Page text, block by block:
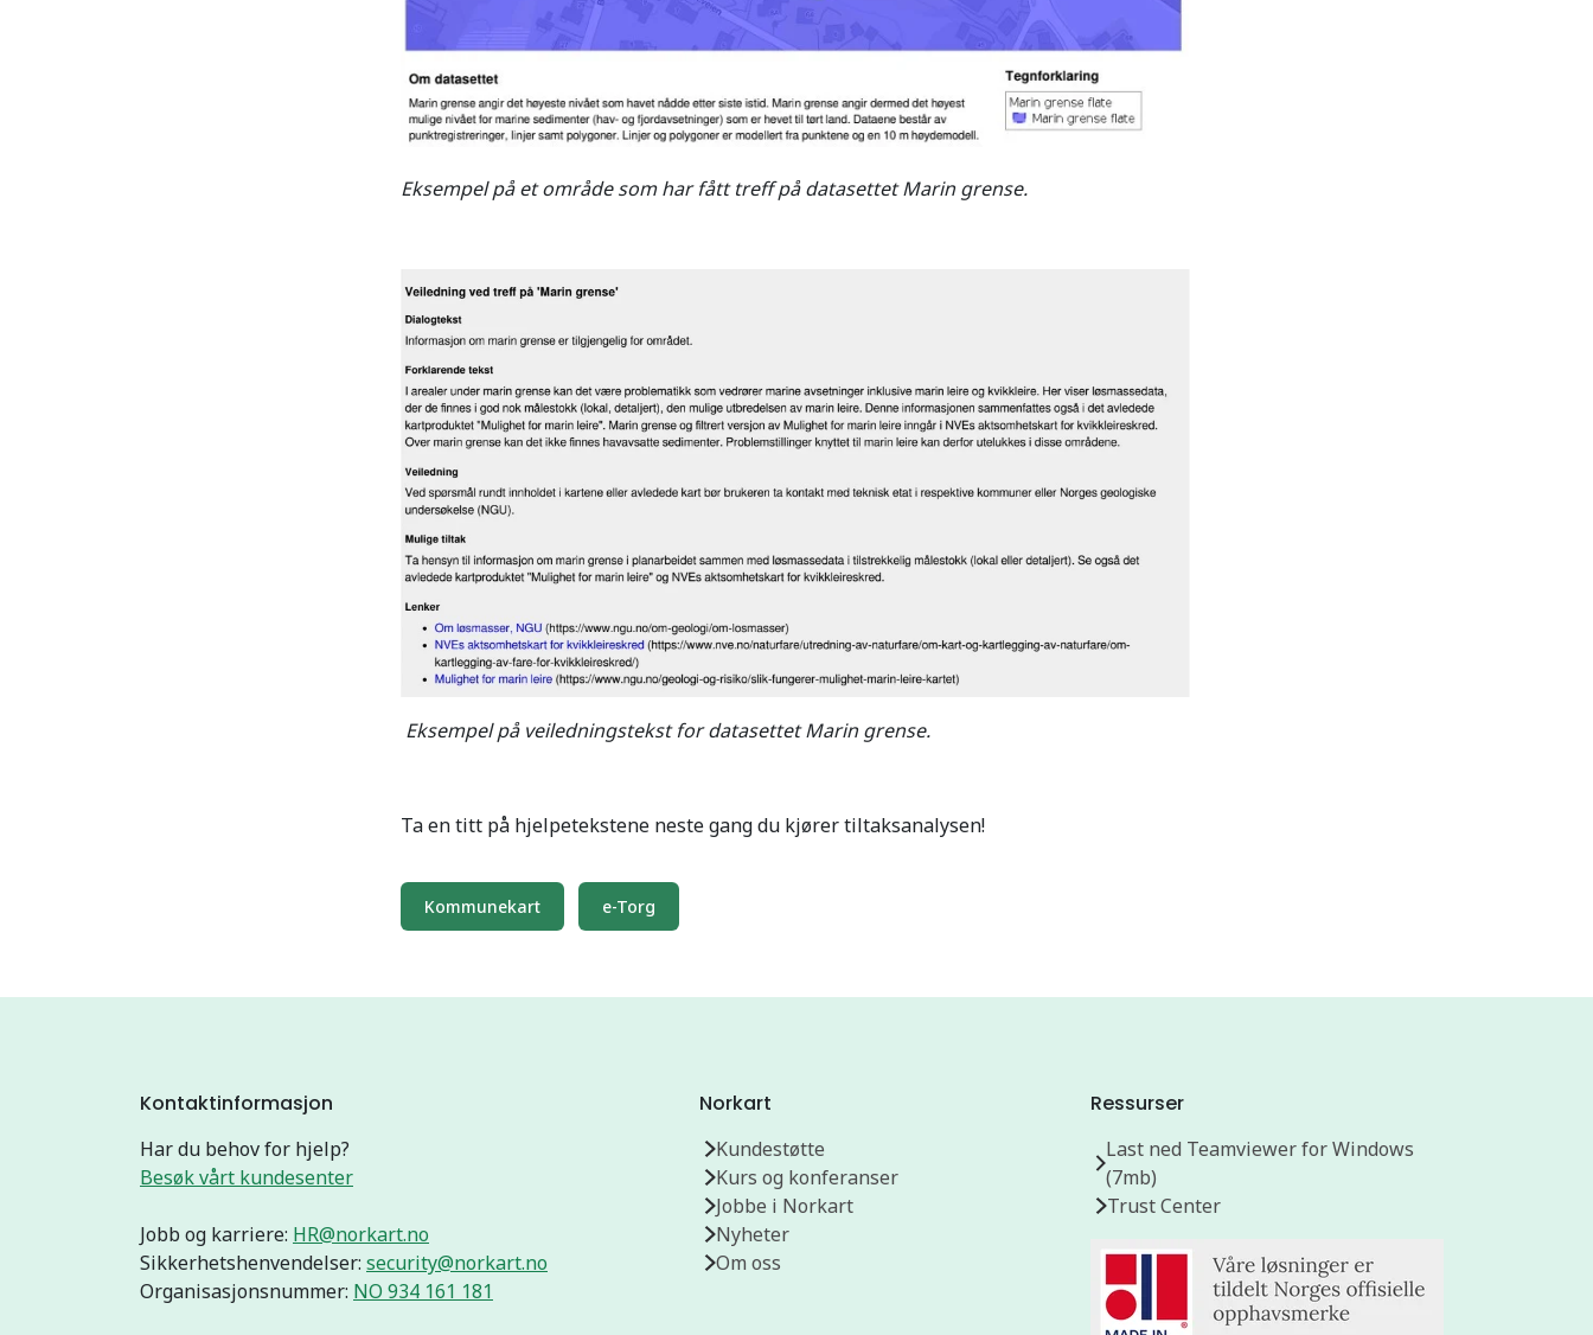
Eksempel på et område som har fått treff på datasettet Marin grense.
Eksempel på veiledningstekst for datasettet Marin grense.
Ta en titt på hjelpetekstene neste gang du kjører tiltaksanalysen!
Kommunekart e-Torg
Kontaktinformasjon
Har du behov for hjelp?
Besøk vårt kundesenter
Jobb og karriere: HR@norkart.no
Sikkerhetshenvendelser: security@norkart.no
Organisasjonsnummer: NO 934 161 181
Norkart
Kundestøtte
Kurs og konferanser
Jobbe i Norkart
Nyheter
Om oss
Ressurser
Last ned Teamviewer for Windows
(7mb)
Trust Center